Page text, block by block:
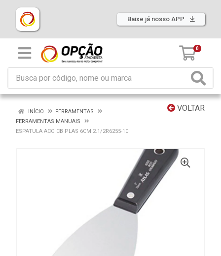
Baixe já nosso APP
0
VOLTAR
INÍCIO
FERRAMENTAS
FERRAMENTAS MANUAIS
ESPATULA ACO CB PLAS 6CM 2.1/2R6255-10